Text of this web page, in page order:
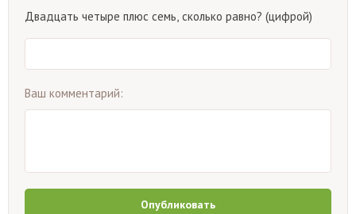
Двадцать четыре плюс семь, сколько равно? (цифрой)
Ваш комментарий:
Опубликовать